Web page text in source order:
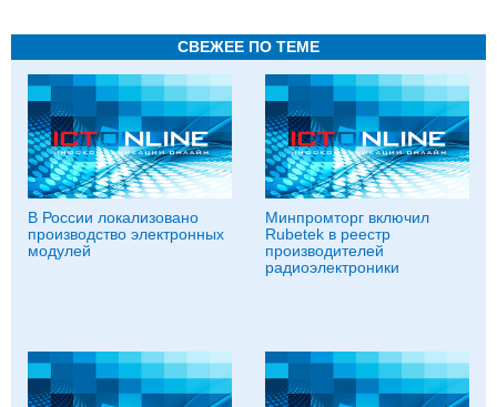
СВЕЖЕЕ ПО ТЕМЕ
В России локализовано
производство электронных
модулей
Минпромторг включил
Rubetek в реестр
производителей
радиоэлектроники